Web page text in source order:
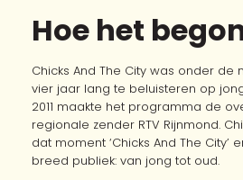
Hoe het
Chicks And The City was onder de
vier jaar lang te beluisteren op
2011 maakte het programma de
regionale zender RTV Rijnmond.
dat moment ‘Chicks And The City’
breed publiek: van jong tot oud.